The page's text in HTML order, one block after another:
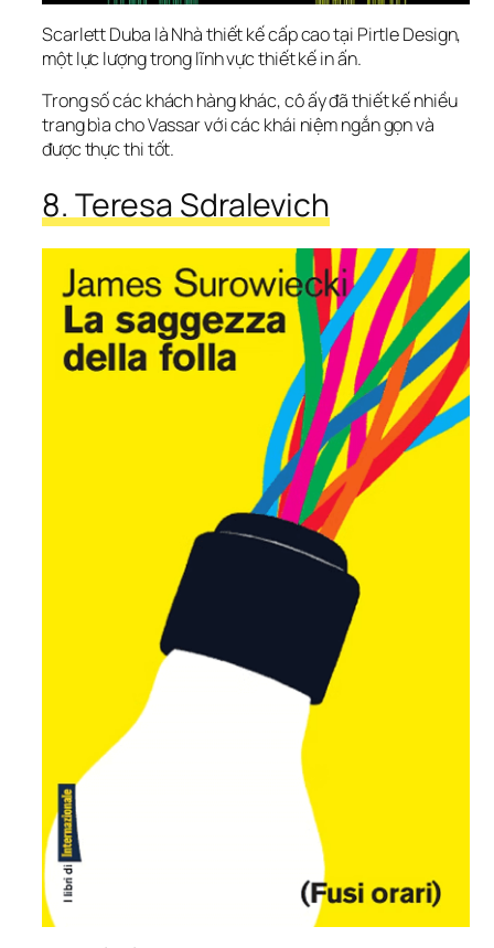
Scarlett Duba là Nhà thiết kế cấp cao tại Pirtle Design,
một lực lượng trong lĩnh vực thiết kế in ấn.
Trong số các khách hàng khác, cô ấy đã thiết kế nhiều
trang bìa cho Vassar với các khái niệm ngắn gọn và
được thực thi tốt.
8. Teresa Sdralevich